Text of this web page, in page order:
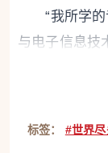
“我所学的
与电子信息技
徐哲为当地
系统，这也
哲先后在塔
标签： #世界